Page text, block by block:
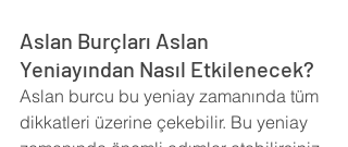
Aslan Burçları Aslan
Yeniayından Nasıl Etkilenecek?
Aslan burcu bu yeniay zamanında tüm
dikkatleri üzerine çekebilir. Bu yeniay